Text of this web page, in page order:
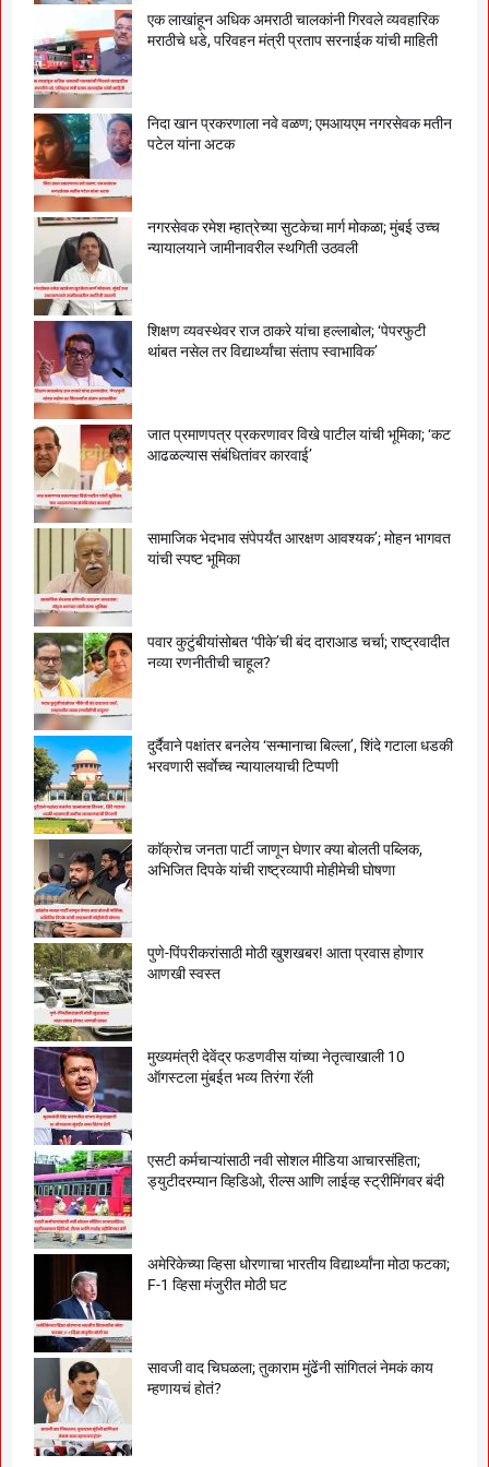
एक लाखांहून अधिक अमराठी चालकांनी गिरवले व्यवहारिक
मराठीचे धडे, परिवहन मंत्री प्रताप सरनाईक यांची माहिती
निदा खान प्रकरणाला नवे वळण; एमआयएम नगरसेवक मतीन
पटेल यांना अटक
नगरसेवक रमेश म्हात्रेच्या सुटकेचा मार्ग मोकळा; मुंबई उच्च
न्यायालयाने जामीनावरील स्थगिती उठवली
शिक्षण व्यवस्थेवर राज ठाकरे यांचा हल्लाबोल; ‘पेपरफुटी
थांबत नसेल तर विद्यार्थ्यांचा संताप स्वाभाविक’
जात प्रमाणपत्र प्रकरणावर विखे पाटील यांची भूमिका; ‘कट
आढळल्यास संबंधितांवर कारवाई’
सामाजिक भेदभाव संपेपर्यंत आरक्षण आवश्यक’; मोहन भागवत
यांची स्पष्ट भूमिका
पवार कुटुंबीयांसोबत ‘पीके’ची बंद दाराआड चर्चा; राष्ट्रवादीत
नव्या रणनीतीची चाहूल?
दुर्दैवाने पक्षांतर बनलेय ‘सन्मानाचा बिल्ला’, शिंदे गटाला धडकी
भरवणारी सर्वाेच्च न्यायालयाची टिप्पणी
काॅक्राेच जनता पार्टी जाणून घेणार क्या बाेलती पब्लिक,
अभिजित दिपके यांची राष्ट्रव्यापी माेहीमेची घाेषणा
पुणे-पिंपरीकरांसाठी मोठी खुशखबर! आता प्रवास होणार
आणखी स्वस्त
मुख्यमंत्री देवेंद्र फडणवीस यांच्या नेतृत्वाखाली 10
ऑगस्टला मुंबईत भव्य तिरंगा रॅली
एसटी कर्मचाऱ्यांसाठी नवी सोशल मीडिया आचारसंहिता;
ड्युटीदरम्यान व्हिडिओ, रील्स आणि लाईव्ह स्ट्रीमिंगवर बंदी
अमेरिकेच्या व्हिसा धोरणाचा भारतीय विद्यार्थ्यांना मोठा फटका;
F-1 व्हिसा मंजुरीत मोठी घट
सावजी वाद चिघळला; तुकाराम मुंढेंनी सांगितलं नेमकं काय
म्हणायचं होतं?